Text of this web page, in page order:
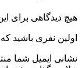
هیچ دیدگاهی برای
اولین نفری باشید
نشانی ایمیل شما